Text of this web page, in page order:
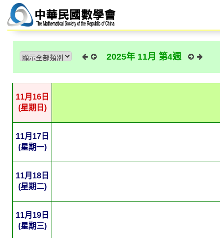
2025年 11月 第4週
11月16日
(星期日)
11月17日
(星期一)
11月18日
(星期二)
11月19日
(星期三)